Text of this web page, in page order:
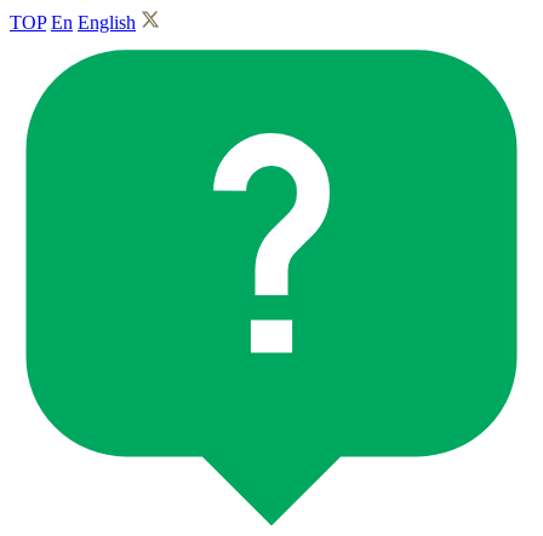
TOP En English